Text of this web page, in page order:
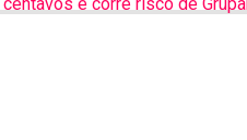
e corre risco de